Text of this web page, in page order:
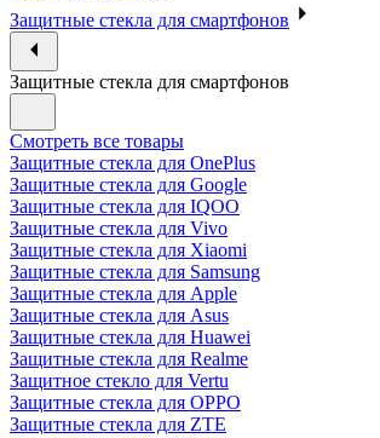
Защитные стекла для смартфонов
Защитные стекла для смартфонов
Смотреть все товары
Защитные стекла для OnePlus
Защитные стекла для Google
Защитные стекла для IQOO
Защитные стекла для Vivo
Защитные стекла для Xiaomi
Защитные стекла для Samsung
Защитные стекла для Apple
Защитные стекла для Asus
Защитные стекла для Huawei
Защитные стекла для Realme
Защитное стекло для Vertu
Защитные стекла для OPPO
Защитные стекла для ZTE